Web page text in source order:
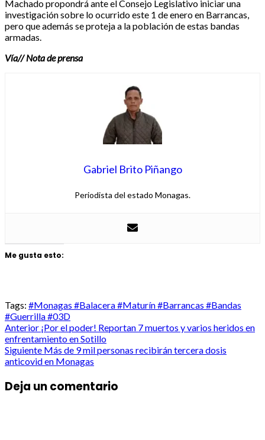
Machado propondrá ante el Consejo Legislativo iniciar una
investigación sobre lo ocurrido este 1 de enero en Barrancas,
pero que además se proteja a la población de estas bandas
armadas.
Vía// Nota de prensa
Gabriel Brito Piñango
Periodista del estado Monagas.
Me gusta esto:
Tags: #Monagas #Balacera #Maturín #Barrancas #Bandas
#Guerrilla #03D
Post
navigation
Anterior ¡Por el poder! Reportan 7 muertos y varios heridos en
enfrentamiento en Sotillo
Siguiente Más de 9 mil personas recibirán tercera dosis
anticovid en Monagas
Deja un comentario